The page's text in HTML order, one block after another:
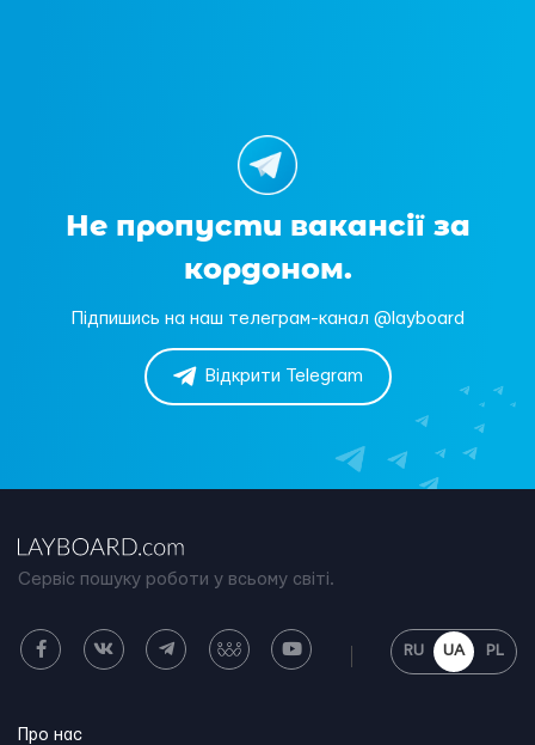
Не пропусти вакансії за
кордоном.
Підпишись на наш телеграм-канал @layboard
Відкрити Telegram
Сервіс пошуку роботи у всьому світі.
RU UA PL
Про нас